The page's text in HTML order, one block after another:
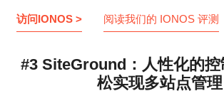
访问IONOS > 阅读我们的 IONOS 评测
#3 SiteGround：人性化的
松实现多站点管理